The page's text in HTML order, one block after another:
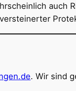
auch
. Wir sind